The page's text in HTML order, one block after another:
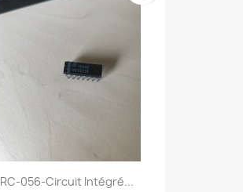
RC-056-Circuit Intégré...